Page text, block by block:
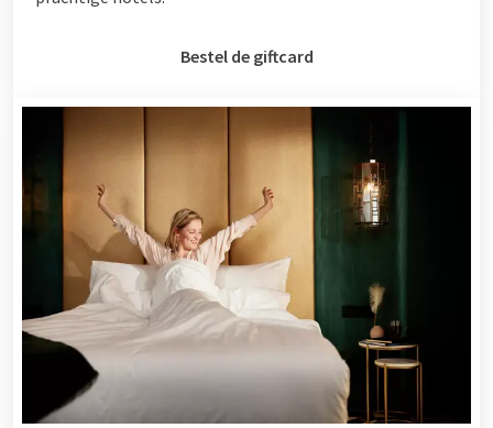
Bestel de giftcard